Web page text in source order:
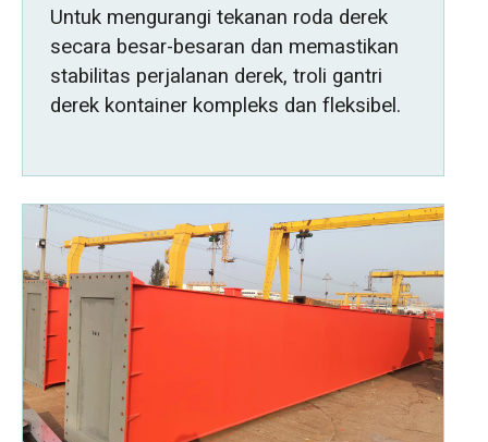
Untuk mengurangi tekanan roda derek
secara besar-besaran dan memastikan
stabilitas perjalanan derek, troli gantri
derek kontainer kompleks dan fleksibel.